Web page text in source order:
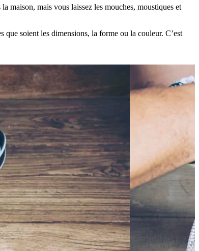
maison, mais vous laissez les mouches, moustiques et
que soient les dimensions, la forme ou la couleur. C’est